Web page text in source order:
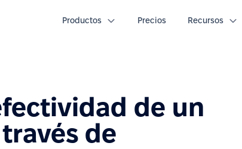
Productos Precios Recursos
de un
de